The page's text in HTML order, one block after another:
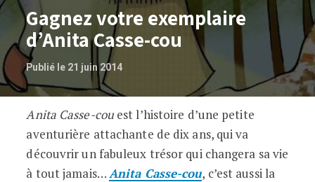
Gagnez votre exemplaire
d’Anita Casse-cou
Publié le 21 juin 2014
Gagnez votre exemplaire d’Anita
Anita Casse-couest l’histoire d’une petite
aventurière attachante de dix ans, qui va
découvrir un fabuleux trésor qui changera sa vie
à tout jamais…Anita Casse-cou, c’est aussi la